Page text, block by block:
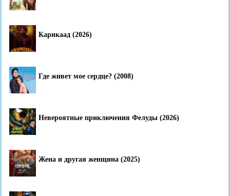
Карикаад (2026)
Где живет мое сердце? (2008)
Невероятные приключения Фелуды (2026)
Жена и другая женщина (2025)